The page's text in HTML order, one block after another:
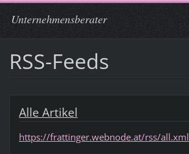
Unternehmensberater
RSS-Feeds
Alle Artikel
https://frattinger.webnode.at/rss/all.xml